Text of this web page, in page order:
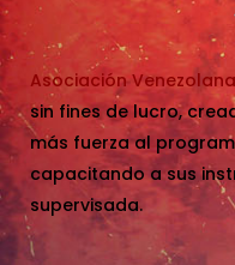
Asociación
sin fines de lucro,
más fuerza al
capacitando a sus
supervisada.